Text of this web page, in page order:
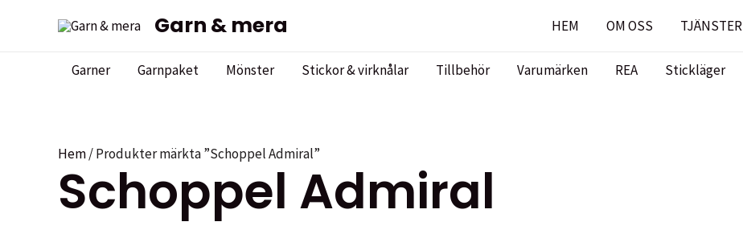
Garn & mera HEM OM OSS TJÄNSTER
Garner Garnpaket Mönster Stickor & virknålar Tillbehör Varumärken REA Stickläger
Hem/ Produkter märkta ”Schoppel Admiral”
Schoppel Admiral